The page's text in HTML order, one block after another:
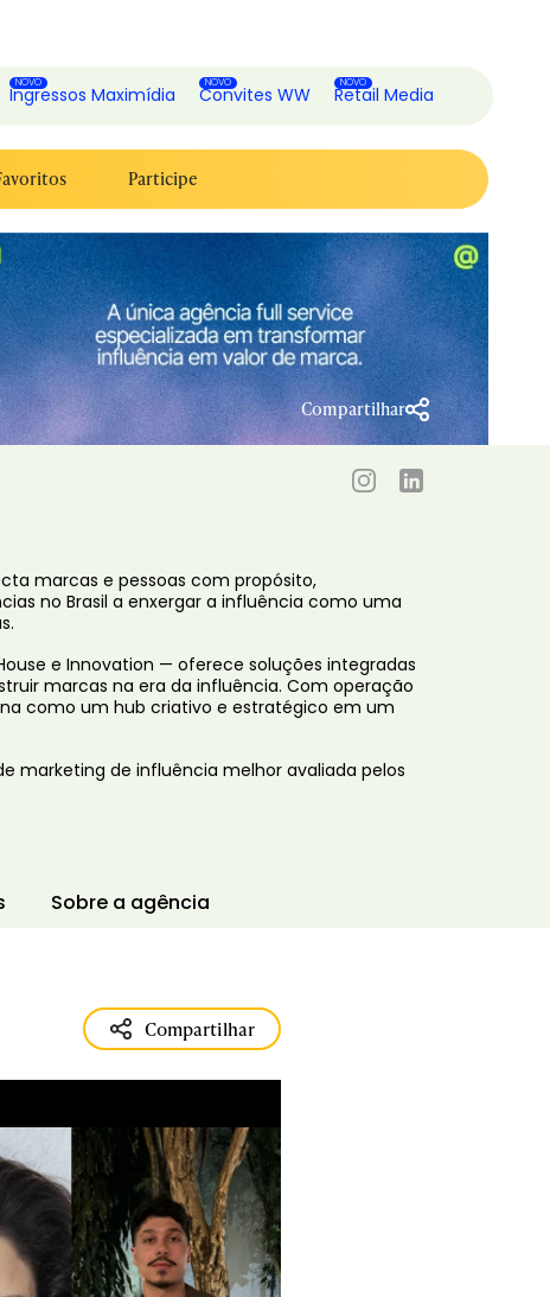
Ingressos Maximídia Convites WW Retail Media
Participe
Compartilhar
marcas e pessoas com propósito,
no Brasil a enxergar a influência como uma
e Innovation — oferece soluções integradas
marcas na era da influência. Com operação
como um hub criativo e estratégico em um
marketing de influência melhor avaliada pelos
Sobre a agência
Compartilhar